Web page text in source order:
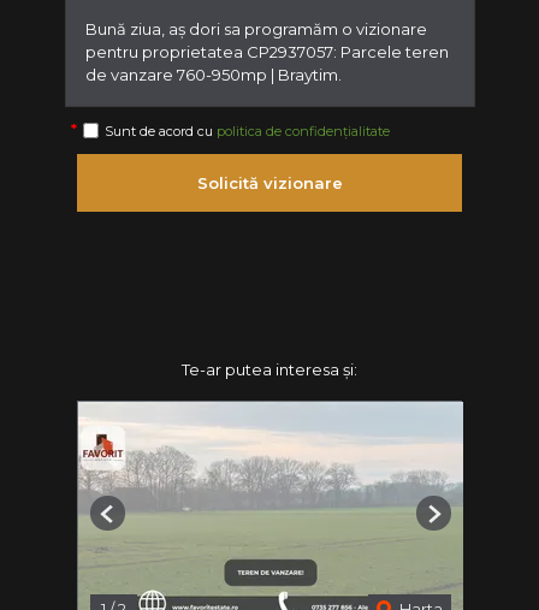
Sunt de acord cu politica de confidențialitate
Solicită vizionare
Te-ar putea interesa și:
Previous Next